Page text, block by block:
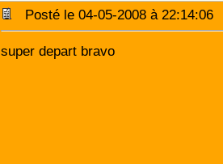
Posté le 04-05-2008 à
super depart bravo